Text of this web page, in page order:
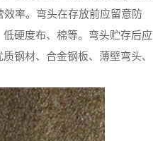
率。弯头在存放前应留意防
硬度布、棉等。弯头贮存后应
钢材、合金钢板、薄壁弯头、